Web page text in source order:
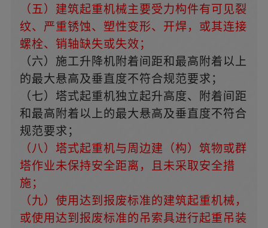
（五）建筑起重机械主要受力构件有可见裂
纹、严重锈蚀、塑性变形、开焊，或其连接
螺栓、销轴缺失或失效；
（六）施工升降机附着间距和最高附着以上
的最大悬高及垂直度不符合规范要求；
（七）塔式起重机独立起升高度、附着间距
和最高附着以上的最大悬高及垂直度不符合
规范要求；
（八）塔式起重机与周边建（构）筑物或群
塔作业未保持安全距离，且未采取安全措
施；
（九）使用达到报废标准的建筑起重机械，
或使用达到报废标准的吊索具进行起重吊装